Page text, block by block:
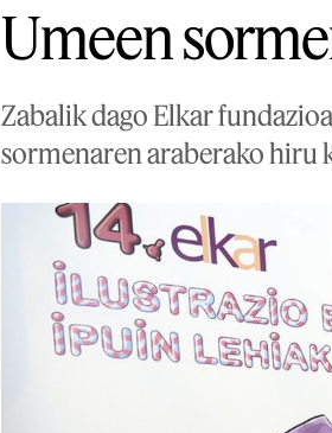
Umeen
Zabalik dago Elkar
sormenaren araberako hiru